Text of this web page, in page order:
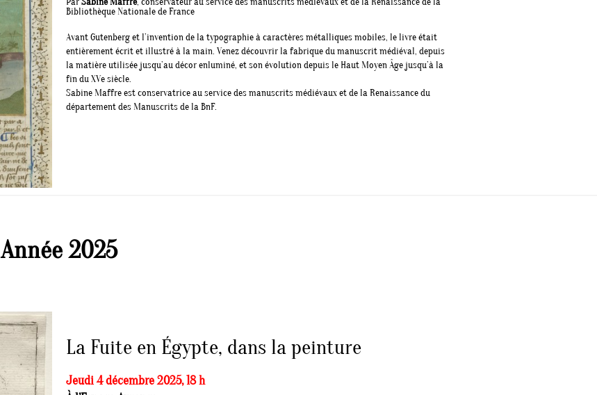
Bibliothèque Nationale de France
Avant Gutenberg et l’invention de la typographie à caractères métalliques mobiles, le livre était
entièrement écrit et illustré à la main. Venez découvrir la fabrique du manuscrit médiéval, depuis
la matière utilisée jusqu’au décor enluminé, et son évolution depuis le Haut Moyen Âge jusqu’à la
fin du XVe siècle.
Sabine Maffre est conservatrice au service des manuscrits médiévaux et de la Renaissance du
département des Manuscrits de la BnF.
Année 2025
La Fuite en Égypte, dans la peinture
Jeudi 4 décembre 2025, 18 h